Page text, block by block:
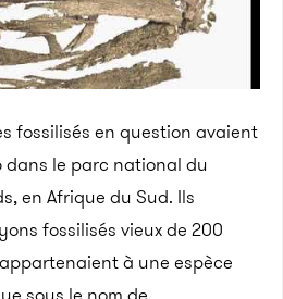
fossilisés en question avaient
dans le parc national du
en Afrique du Sud. Ils
fossilisés vieux de 200
à une espèce